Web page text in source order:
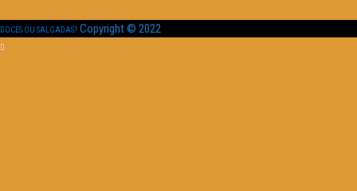
DOCES OU SALGADAS? Copyright © 2022